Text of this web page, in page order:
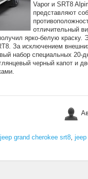
Vapor и SRT8
представляют
отличительный
ярко-белую краску.
За исключением
набор специальных 20-
черный капот и
jeep grand cherokee srt8, jeep